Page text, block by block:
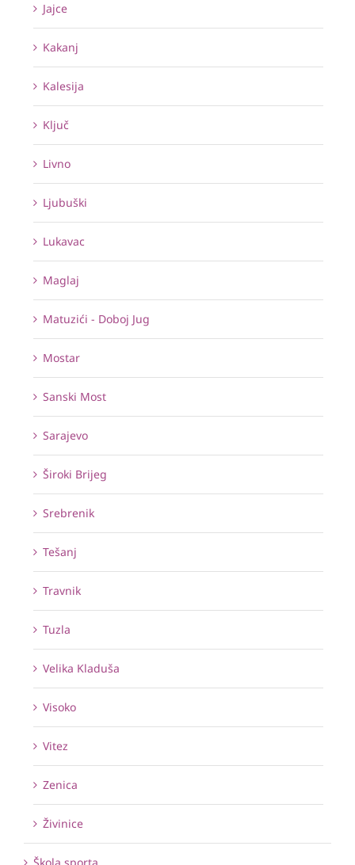
Jajce
Kakanj
Kalesija
Ključ
Livno
Ljubuški
Lukavac
Maglaj
Matuzići - Doboj Jug
Mostar
Sanski Most
Sarajevo
Široki Brijeg
Srebrenik
Tešanj
Travnik
Tuzla
Velika Kladuša
Visoko
Vitez
Zenica
Živinice